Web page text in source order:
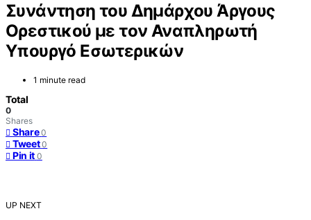
Συνάντηση του Δημάρχου Άργους
Ορεστικού με τον Αναπληρωτή
Υπουργό Εσωτερικών
1 minute read
Total
0
Shares
Share 0
Tweet 0
Pin it 0
UP NEXT